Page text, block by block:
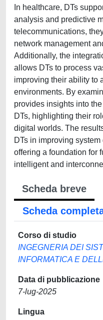
In healthcare, DTs
analysis and predictive
telecommunications,
network management
Additionally, the
allows DTs to process
improving their ability to
environments. By
provides insights into
DTs, highlighting their
digital worlds. The
DTs in improving
offering a foundation for
intelligent and
Scheda breve
Scheda
Corso di studio
INGEGNERIA DEI
INFORMATICA E
Data di pubblicazione
7-lug-2025
Lingua